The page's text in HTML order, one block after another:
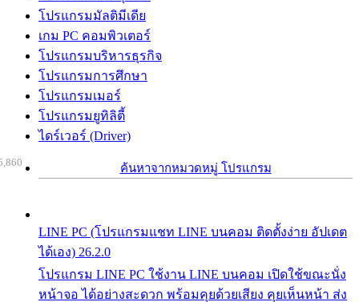
โปรแกรมมัลติมีเดีย
เกม PC คอมพิวเตอร์
โปรแกรมบริหารธุรกิจ
โปรแกรมการศึกษา
โปรแกรมเมอร์
โปรแกรมยูทิลิตี้
ไดร์เวอร์ (Driver)
ค้นหาจากหมวดหมู่ โปรแกรม
LINE PC (โปรแกรมแชท LINE บนคอม ติดตั้งง่าย อัปเดต
ได้เอง) 26.2.0
โปรแกรม LINE PC ใช้งาน LINE บนคอม เปิดใช้ขณะนั่ง
หน้าจอ ได้อย่างสะดวก พร้อมคุยด้วยเสียง คุยเห็นหน้า ส่ง